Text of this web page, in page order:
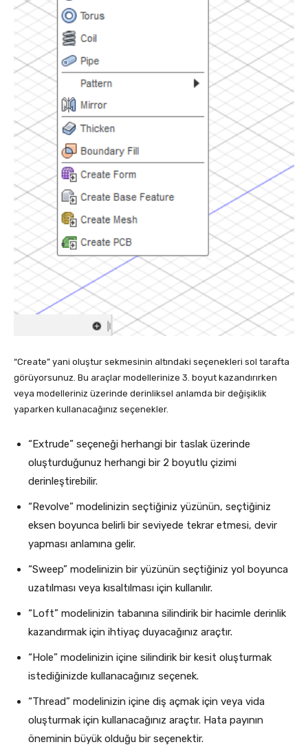
“Create” yani oluştur sekmesinin altındaki seçenekleri sol tarafta
görüyorsunuz. Bu araçlar modellerinize 3. boyut kazandırırken
veya modelleriniz üzerinde derinliksel anlamda bir değişiklik
yaparken kullanacağınız seçenekler.
“Extrude” seçeneği herhangi bir taslak üzerinde
oluşturduğunuz herhangi bir 2 boyutlu çizimi
derinleştirebilir.
“Revolve” modelinizin seçtiğiniz yüzünün, seçtiğiniz
eksen boyunca belirli bir seviyede tekrar etmesi, devir
yapması anlamına gelir.
“Sweep” modelinizin bir yüzünün seçtiğiniz yol boyunca
uzatılması veya kısaltılması için kullanılır.
“Loft” modelinizin tabanına silindirik bir hacimle derinlik
kazandırmak için ihtiyaç duyacağınız araçtır.
“Hole” modelinizin içine silindirik bir kesit oluşturmak
istediğinizde kullanacağınız seçenek.
“Thread” modelinizin içine diş açmak için veya vida
oluşturmak için kullanacağınız araçtır. Hata payının
öneminin büyük olduğu bir seçenektir.